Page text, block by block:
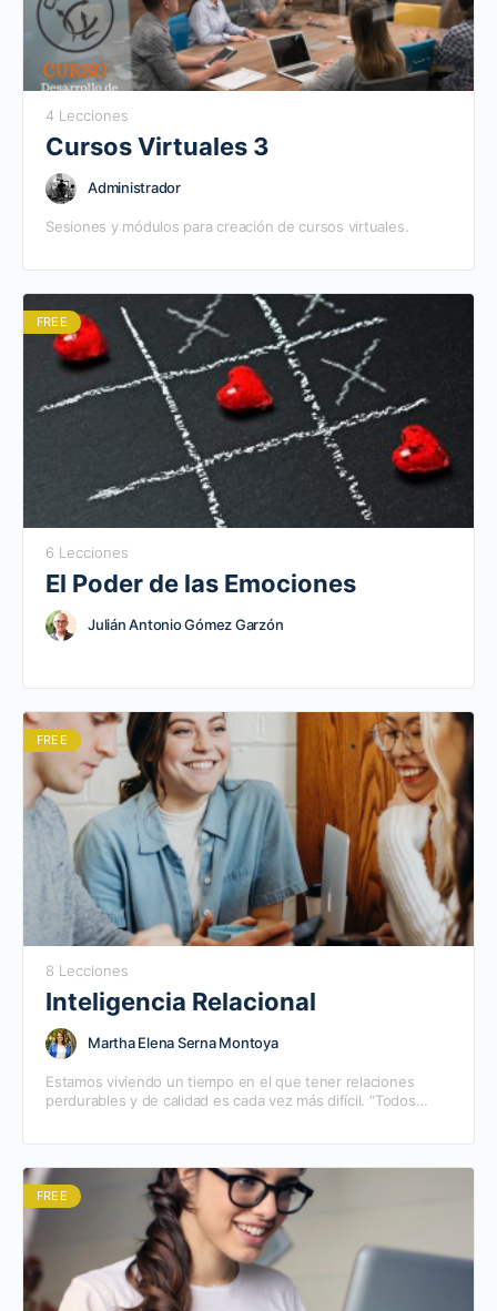
4 Lecciones
Cursos Virtuales 3
Administrador
Sesiones y módulos para creación de cursos virtuales.
FREE
6 Lecciones
El Poder de las Emociones
Julián Antonio Gómez Garzón
FREE
8 Lecciones
Inteligencia Relacional
Martha Elena Serna Montoya
Estamos viviendo un tiempo en el que tener relaciones
perdurables y de calidad es cada vez más difícil. “Todos
FREE